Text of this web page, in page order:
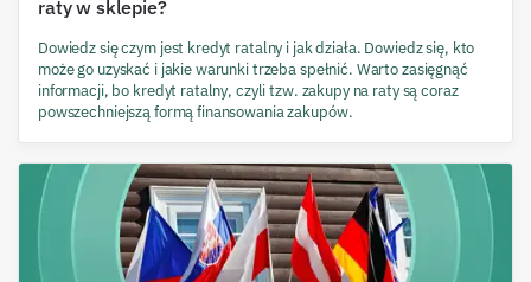
raty w sklepie?
Dowiedz się czym jest kredyt ratalny i jak działa. Dowiedz się, kto
może go uzyskać i jakie warunki trzeba spełnić. Warto zasięgnąć
informacji, bo kredyt ratalny, czyli tzw. zakupy na raty są coraz
powszechniejszą formą finansowania zakupów.